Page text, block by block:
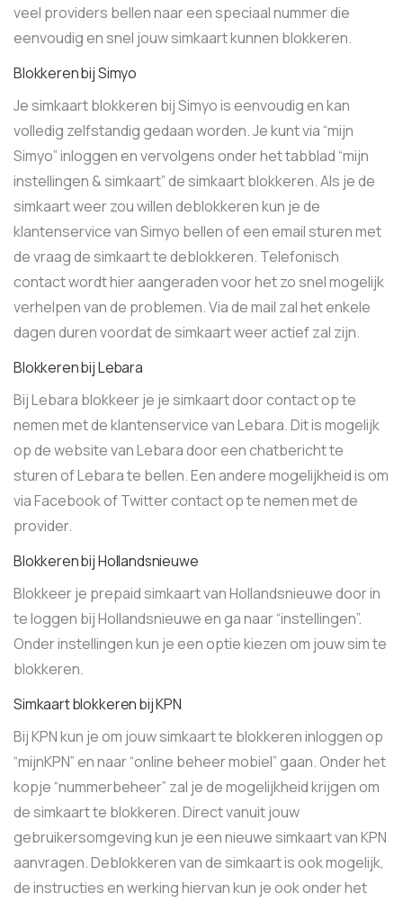
veel providers bellen naar een speciaal nummer die
eenvoudig en snel jouw simkaart kunnen blokkeren.
Blokkeren bij Simyo
Je simkaart blokkeren bij Simyo is eenvoudig en kan
volledig zelfstandig gedaan worden. Je kunt via “mijn
Simyo” inloggen en vervolgens onder het tabblad “mijn
instellingen & simkaart” de simkaart blokkeren. Als je de
simkaart weer zou willen deblokkeren kun je de
klantenservice van Simyo bellen of een email sturen met
de vraag de simkaart te deblokkeren. Telefonisch
contact wordt hier aangeraden voor het zo snel mogelijk
verhelpen van de problemen. Via de mail zal het enkele
dagen duren voordat de simkaart weer actief zal zijn.
Blokkeren bij Lebara
Bij Lebara blokkeer je je simkaart door contact op te
nemen met de klantenservice van Lebara. Dit is mogelijk
op de website van Lebara door een chatbericht te
sturen of Lebara te bellen. Een andere mogelijkheid is om
via Facebook of Twitter contact op te nemen met de
provider.
Blokkeren bij Hollandsnieuwe
Blokkeer je prepaid simkaart van Hollandsnieuwe door in
te loggen bij Hollandsnieuwe en ga naar “instellingen”.
Onder instellingen kun je een optie kiezen om jouw sim te
blokkeren.
Simkaart blokkeren bij KPN
Bij KPN kun je om jouw simkaart te blokkeren inloggen op
“mijnKPN” en naar “online beheer mobiel” gaan. Onder het
kopje “nummerbeheer” zal je de mogelijkheid krijgen om
de simkaart te blokkeren. Direct vanuit jouw
gebruikersomgeving kun je een nieuwe simkaart van KPN
aanvragen. Deblokkeren van de simkaart is ook mogelijk,
de instructies en werking hiervan kun je ook onder het